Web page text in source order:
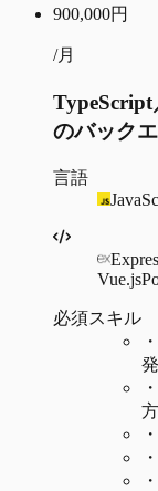
900,000円
/月
TypeScript
のバック
言語
Vue.js
必須スキル
・
・
方
・
・
・